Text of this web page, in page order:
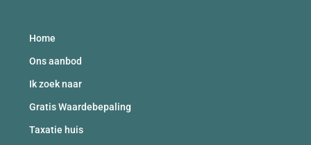
Home
Ons aanbod
Ik zoek naar
Gratis Waardebepaling
Taxatie huis